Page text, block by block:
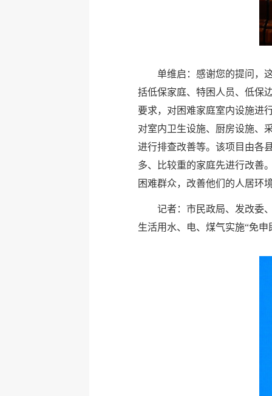
单维启：感谢您的提问，
括低保家庭、特困人员、低保
要求，对困难家庭室内设施进
对室内卫生设施、厨房设施、
进行排查改善等。该项目由各
多、比较重的家庭先进行改善
困难群众，改善他们的人居环
记者：市民政局、发改委
生活用水、电、煤气实施“免